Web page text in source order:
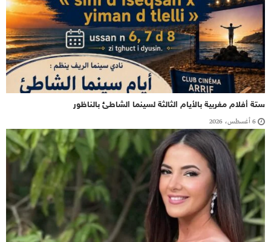
ستة أفلام مغربية بالأيام الثالثة لسينما الشاطئ بالناظور
6 أغسطس، 2026